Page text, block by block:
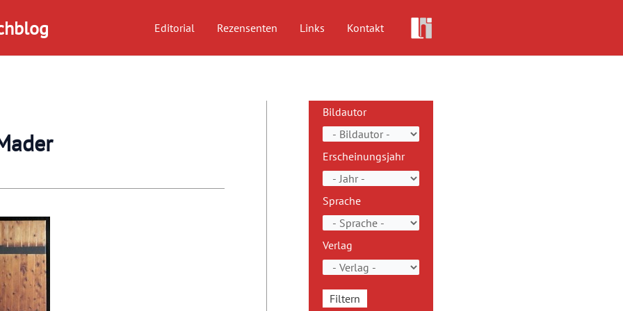
Editorial Rezensenten Links Kontakt
Bildautor
Erscheinungsjahr
Sprache
Verlag